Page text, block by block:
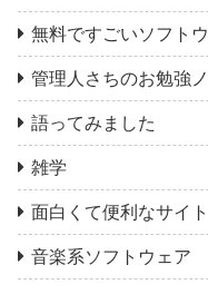
無料ですごいソフト
管理人さちのお勉強
語ってみました
雑学
面白くて便利なサイト
音楽系ソフトウェア